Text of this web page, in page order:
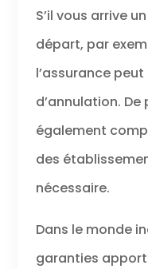
S’il vous arrive
départ, par
l’assurance
d’annulation.
également
des
nécessaire.
Dans le monde
garanties